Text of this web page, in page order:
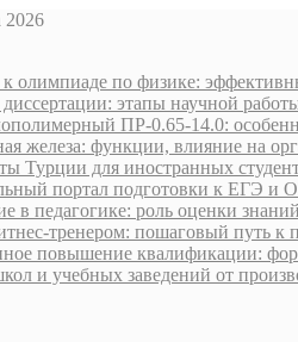
2026
олимпиаде по физике:
этапы научной
ПР-0.65-14.0:
железа: функции, влияние на
Турции для иностранных
портал подготовки к ЕГЭ и
в педагогике: роль оценки
тренером: пошаговый путь к
повышение квалификации:
и учебных заведений от